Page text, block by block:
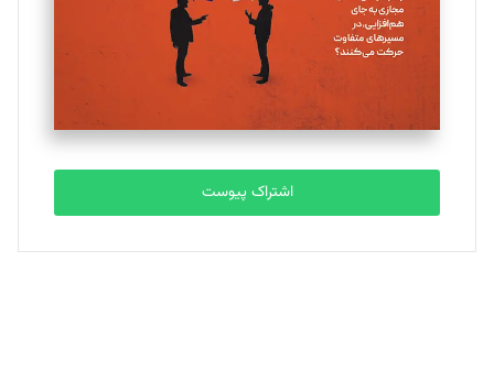
ملینا جعفری
تحریریه
مصطفی مسجدی آرانی
تحریریه
بابک نقاش
تحریریه
اشتراک پیوست